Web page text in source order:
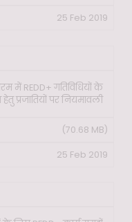
25 Feb 2019
में REDD+ गतिविधियों के
हेतु प्रजातियों पर नियमावली
(70.68 MB)
25 Feb 2019